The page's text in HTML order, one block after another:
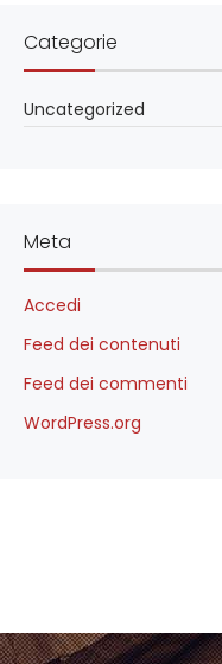
Categorie
Uncategorized
Meta
Accedi
Feed dei contenuti
Feed dei commenti
WordPress.org